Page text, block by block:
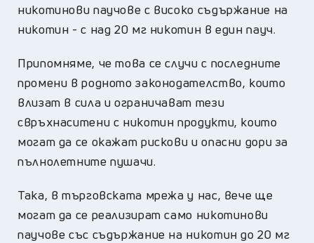
никотинови паучове с високо съдържание на
никотин - с над 20 мг никотин в един пауч.
Припомняме, че това се случи с последните
промени в родното законодателство, които
влизат в сила и ограничават тези
свръхнаситени с никотин продукти, които
могат да се окажат рискови и опасни дори за
пълнолетните пушачи.
Така, в търговската мрежа у нас, вече ще
могат да се реализират само никотинови
паучове със съдържание на никотин до 20 мг